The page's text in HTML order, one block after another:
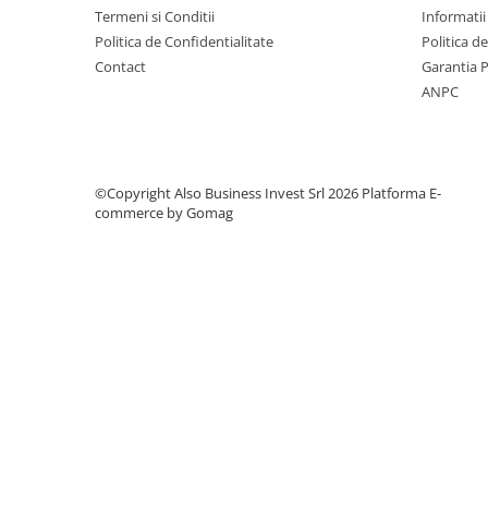
Testere si Masurare
Valve si Automatizari
Medii de filtrare
Pompe de presiune
Termeni si Conditii
Politica de Confidentialitate
Contact
Politica
Garantia
ANPC
©Copyright Also Business Invest Srl 2026 Platforma E-
commerce by Gomag